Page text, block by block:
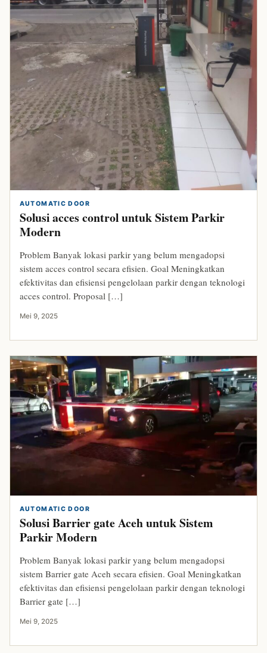
AUTOMATIC DOOR
Solusi acces control untuk Sistem Parkir
Modern
Problem Banyak lokasi parkir yang belum mengadopsi
sistem acces control secara efisien. Goal Meningkatkan
efektivitas dan efisiensi pengelolaan parkir dengan teknologi
acces control. Proposal […]
Mei 9, 2025
AUTOMATIC DOOR
Solusi Barrier gate Aceh untuk Sistem
Parkir Modern
Problem Banyak lokasi parkir yang belum mengadopsi
sistem Barrier gate Aceh secara efisien. Goal Meningkatkan
efektivitas dan efisiensi pengelolaan parkir dengan teknologi
Barrier gate […]
Mei 9, 2025